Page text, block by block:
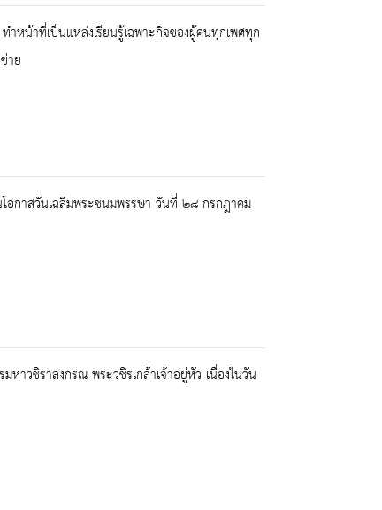
หน้าที่เป็นแหล่งเรียนรู้เฉพาะกิจของผู้คนทุกเพศทุก
าย
อกาสวันเฉลิมพระชนมพรรษา วันที่ ๒๘ กรกฎาคม
าวชิราลงกรณ พระวชิรเกล้าเจ้าอยู่หัว เนื่องในวัน